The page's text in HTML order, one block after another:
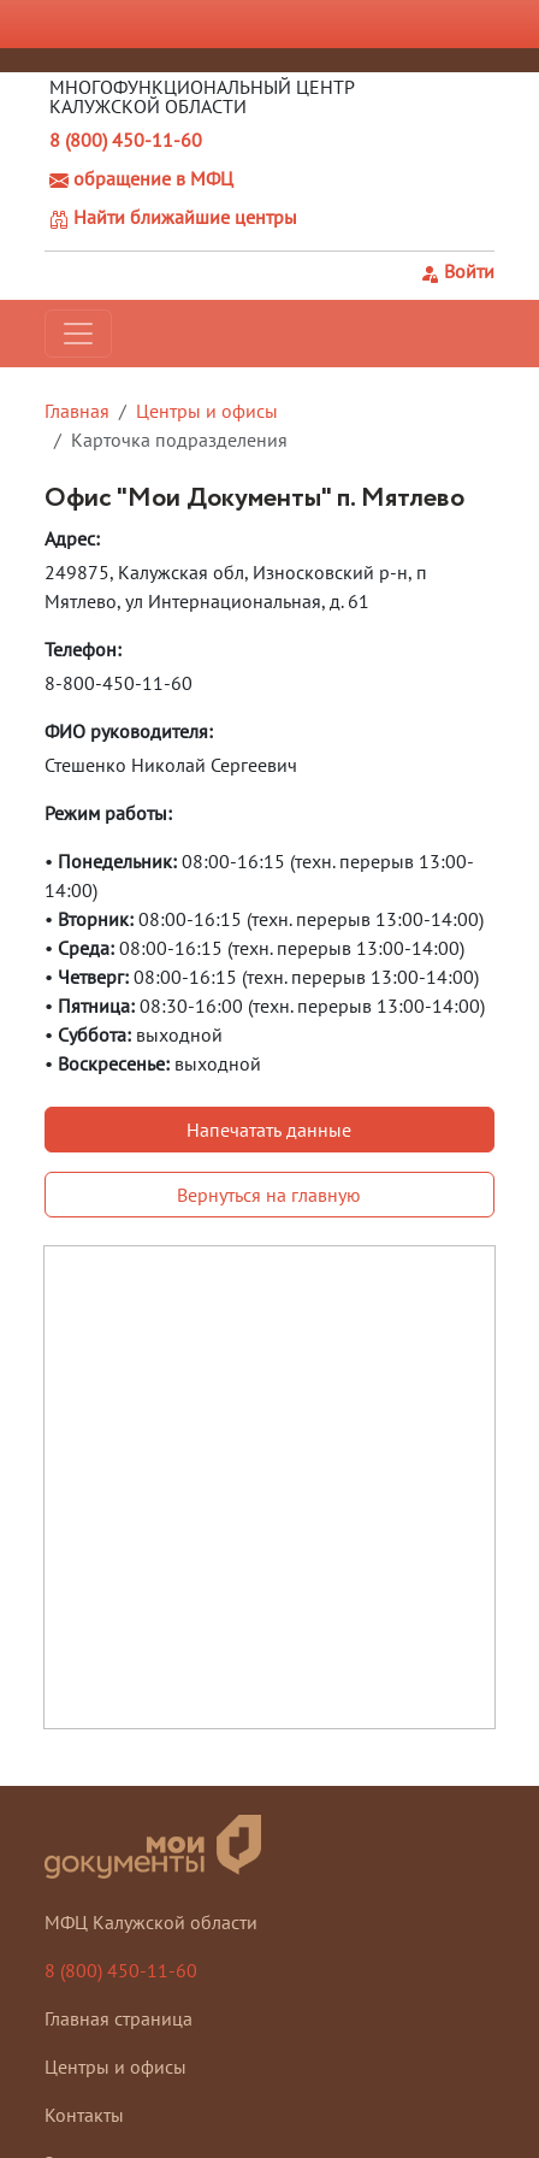
МНОГОФУНКЦИОНАЛЬНЫЙ ЦЕНТР
КАЛУЖСКОЙ ОБЛАСТИ
8 (800) 450-11-60
обращение в МФЦ
Найти ближайшие центры
Войти
Главная
Центры и офисы
Карточка подразделения
Офис "Мои Документы" п. Мятлево
Адрес:
249875, Калужская обл, Износковский р-н, п
Мятлево, ул Интернациональная, д. 61
Телефон:
8-800-450-11-60
ФИО руководителя:
Стешенко Николай Сергеевич
Режим работы:
• Понедельник: 08:00-16:15 (техн. перерыв 13:00-
14:00)
• Вторник:08:00-16:15 (техн. перерыв 13:00-14:00)
• Среда:08:00-16:15 (техн. перерыв 13:00-14:00)
• Четверг:08:00-16:15 (техн. перерыв 13:00-14:00)
• Пятница:08:30-16:00 (техн. перерыв 13:00-14:00)
• Суббота: выходной
• Воскресенье: выходной
Напечатать данные
Вернуться на главную
МФЦ Калужской области
8 (800) 450-11-60
Главная страница
Центры и офисы
Контакты